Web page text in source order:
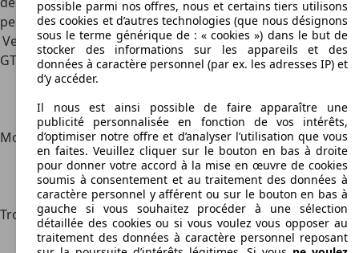
pensé pour répondre à des exigences variées.
Version
Équipements principaux
GT
La version GT comprend des sièges en cuir grainé,
des jantes 19 pouces, la suspension classique et
l’écran central tactile MIA de 12,3 pouces, offrant
déjà un haut niveau de confort et de modernité.
ModenaLa finition Modena ajoute des jantes de 20 pouces,
une sellerie cuir plus raffinée, et une suspension
adaptative Skyhook, renforçant le caractère
dynamique du SUV.
Trofeo
La version Trofeo se distingue par le V6 Nettuno,
des jantes de 21 pouces, des freins majorés et un
possible parmi nos offres, nous et certains tiers utilisons
des cookies et d’autres technologies (que nous désignons
sous le terme générique de : « cookies ») dans le but de
stocker des informations sur les appareils et des
données à caractère personnel (par ex. les adresses IP) et
d’y accéder.
Il nous est ainsi possible de faire apparaître une
publicité personnalisée en fonction de vos intérêts,
d’optimiser notre offre et d’analyser l’utilisation que vous
en faites. Veuillez cliquer sur le bouton en bas à droite
pour donner votre accord à la mise en œuvre de cookies
soumis à consentement et au traitement des données à
caractère personnel y afférent ou sur le bouton en bas à
gauche si vous souhaitez procéder à une sélection
détaillée des cookies ou si vous voulez vous opposer au
traitement des données à caractère personnel reposant